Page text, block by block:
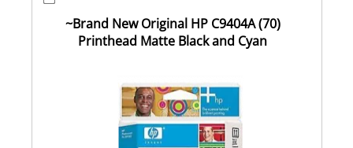
~Brand New Original HP C9404A (70)
Printhead Matte Black and Cyan